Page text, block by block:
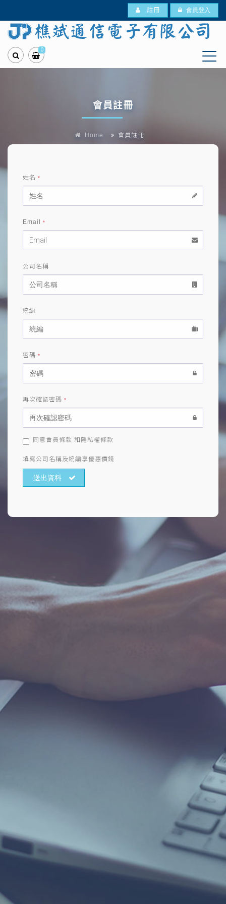
註冊 會員登入
0
會員註冊
Home 會員註冊
姓名 *
Email *
公司名稱
統編
密碼 *
再次確認密碼 *
同意 會員條款 和 隱私權條款
填寫公司名稱及統編享優惠價錢
送出資料